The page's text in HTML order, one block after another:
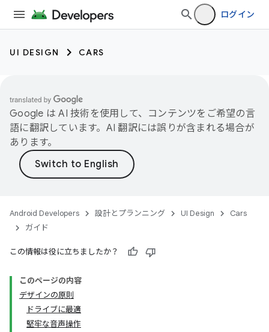
ログイン
UI DESIGN CARS
Google は AI 技術を使用して、コンテンツをご希望の言
語に翻訳しています。AI 翻訳には誤りが含まれる場合が
あります。
Android Developers 設計とプランニング UI Design
Cars
ガイド
この情報は役に立ちましたか？
このページの内容
デザインの原則
ドライブに最適
堅牢な音声操作